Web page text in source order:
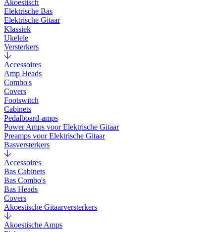
Akoestisch
Elektrische Bas
Elektrische Gitaar
Klassiek
Ukelele
Versterkers
Accessoires
Amp Heads
Combo's
Covers
Footswitch
Cabinets
Pedalboard-amps
Power Amps voor Elektrische Gitaar
Preamps voor Elektrische Gitaar
Basversterkers
Accessoires
Bas Cabinets
Bas Combo's
Bas Heads
Covers
Akoestische Gitaarversterkers
Akoestische Amps